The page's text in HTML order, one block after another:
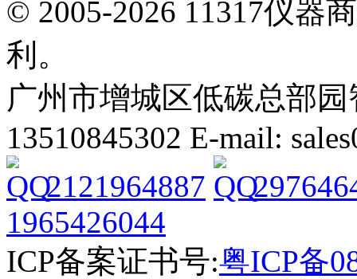
© 2005-2026 11317仪器
利。
广州市增城区低碳总部
13510845302 E-mail:
2121964887
1965426044
ICP备案证书号:粤ICP备